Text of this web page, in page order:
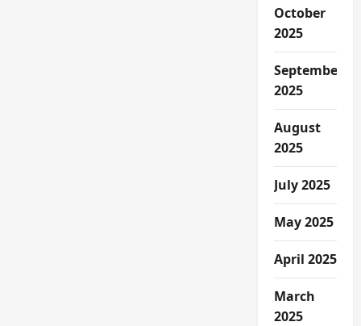
October
2025
September
2025
August
2025
July 2025
May 2025
April 2025
March
2025